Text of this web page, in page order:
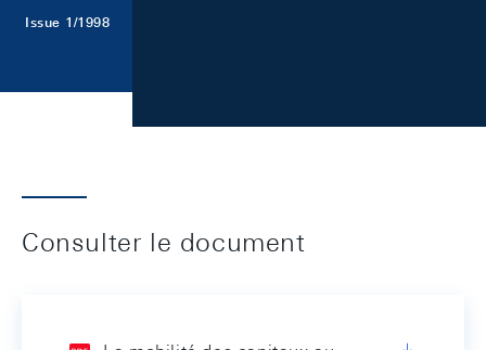
Issue 1/1998
Consulter le document